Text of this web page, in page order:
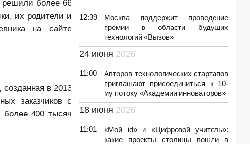
решили более 66
их родители и
на сайте
в 2013
заказчиков с
более 400 тысяч
12:39
Москва поддержит проведение
премии в области будущих
технологий «Вызов»
24 июня 2026
11:00
Авторов технологических стартапов
приглашают присоединиться к 10-
му потоку «Академии инноваторов»
18 июня 2026
11:01
«Мой id» и «Цифровой учитель»:
какие проекты столицы вошли в